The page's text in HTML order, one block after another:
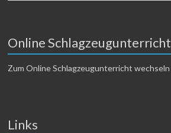
Online Schlagzeugunterricht
Zum Online Schlagzeugunterricht wechseln
Links